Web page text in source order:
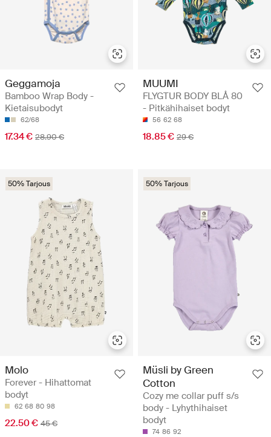
Geggamoja
Bamboo Wrap Body -
Kietaisubodyt
62/68
17.34 € 28.90 €
MUUMI
FLYGTUR BODY BLÅ 80
- Pitkähihaiset bodyt
56 62 68
18.85 € 29 €
50% Tarjous
Molo
Forever - Hihattomat
bodyt
62 68 80 98
22.50 € 45 €
50% Tarjous
Müsli by Green
Cotton
Cozy me collar puff s/s
body - Lyhythihaiset
bodyt
74 86 92